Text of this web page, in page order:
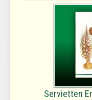
Servietten